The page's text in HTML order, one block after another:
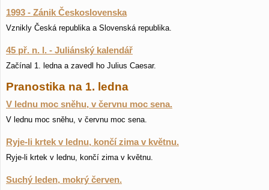
1993 - Zánik Československa
Vznikly Česká republika a Slovenská republika.
45 př. n. l. - Juliánský kalendář
Začínal 1. ledna a zavedl ho Julius Caesar.
Pranostika na 1. ledna
V lednu moc sněhu, v červnu moc sena.
V lednu moc sněhu, v červnu moc sena.
Ryje-li krtek v lednu, končí zima v květnu.
Ryje-li krtek v lednu, končí zima v květnu.
Suchý leden, mokrý červen.